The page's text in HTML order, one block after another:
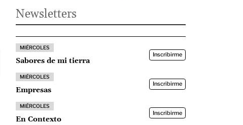
Newsletters
MIÉRCOLES
Sabores de mi tierra
Inscribirme
MIÉRCOLES
Empresas
Inscribirme
MIÉRCOLES
En Contexto
Inscribirme